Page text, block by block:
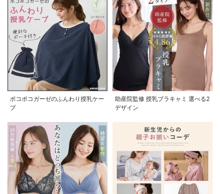
ポコポコガーゼのふんわり授乳ケー
プ
助産院監修 授乳ブラキャミ 選べる2
デザイン